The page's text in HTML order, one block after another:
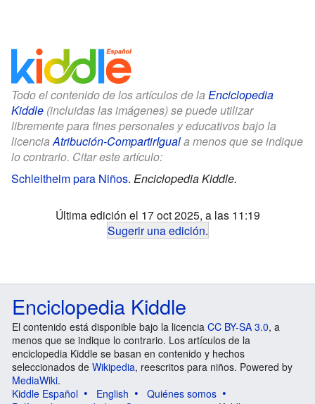
Todo el contenido de los artículos de la Enciclopedia
Kiddle (incluidas las imágenes) se puede utilizar
libremente para fines personales y educativos bajo la
licenciaAtribución-CompartirIguala menos que se indique
lo contrario. Citar este artículo:
Schleitheim para Niños. Enciclopedia Kiddle.
Última edición el 17 oct 2025, a las 11:19
Sugerir una edición.
Enciclopedia Kiddle
El contenido está disponible bajo la licencia CC BY-SA 3.0, a
menos que se indique lo contrario. Los artículos de la
enciclopedia Kiddle se basan en contenido y hechos
seleccionados de Wikipedia, reescritos para niños. Powered by
MediaWiki.
Kiddle Español
English
Quiénes somos